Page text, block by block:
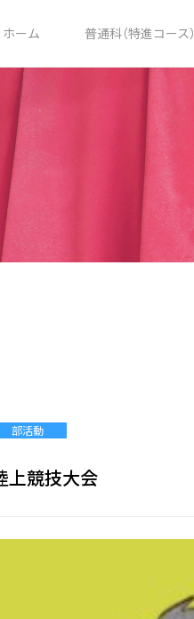
ホーム 普通科（特進コース）
部活動
上競技大会